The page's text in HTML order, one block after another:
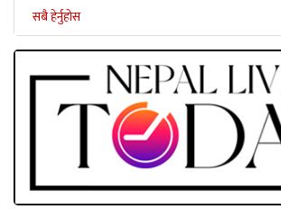
सबै हेर्नुहोस